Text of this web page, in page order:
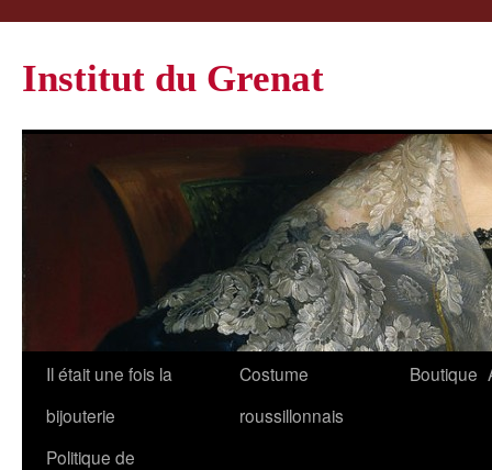
Institut du Grenat
Il était une fois la
bijouterie
Costume
roussillonnais
Boutique
Politique de